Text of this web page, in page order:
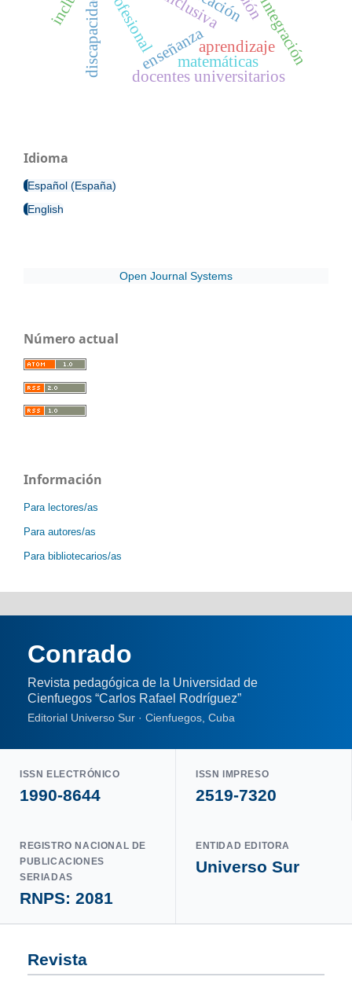
enseñanzaaprendizaje
discapacidad docentes universitarios
integración
matemáticas
Idioma
Español (España)
English
Open Journal Systems
Número actual
Información
Para lectores/as
Para autores/as
Para bibliotecarios/as
Conrado
Revista pedagógica de la Universidad de
Cienfuegos “Carlos Rafael Rodríguez”
Editorial Universo Sur · Cienfuegos, Cuba
ISSN ELECTRÓNICO
1990-8644
ISSN IMPRESO
2519-7320
REGISTRO NACIONAL DE
PUBLICACIONES
SERIADAS
RNPS: 2081
ENTIDAD EDITORA
Universo Sur
Revista